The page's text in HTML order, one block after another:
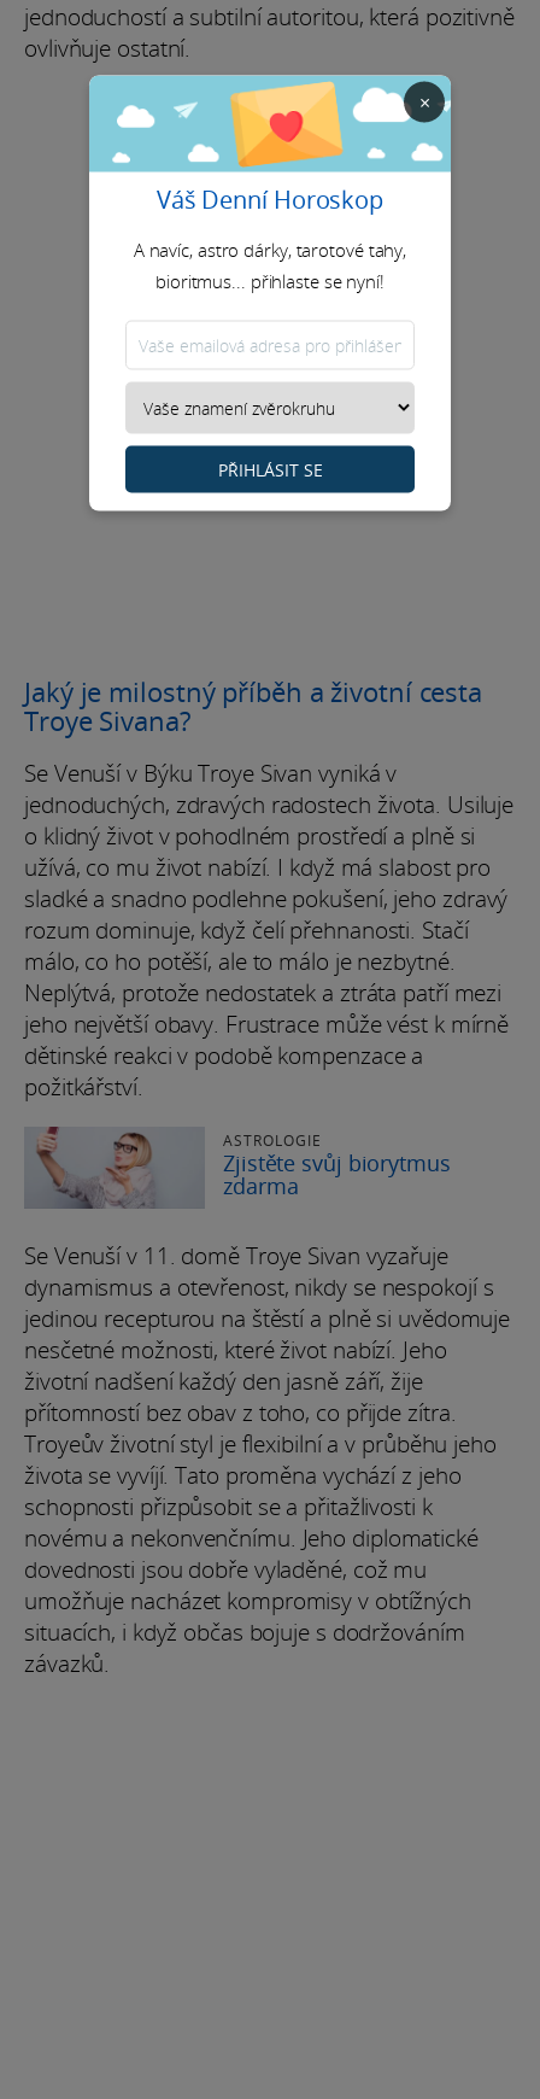
jednoduchostí a subtilní autoritou, která pozitivně
ovlivňuje ostatní.
Jaký je milostný příběh a životní cesta
Troye Sivana?
Se Venuší v Býku Troye Sivan vyniká v
jednoduchých, zdravých radostech života. Usiluje
o klidný život v pohodlném prostředí a plně si
užívá, co mu život nabízí. I když má slabost pro
sladké a snadno podlehne pokušení, jeho zdravý
rozum dominuje, když čelí přehnanosti. Stačí
málo, co ho potěší, ale to málo je nezbytné.
Neplýtvá, protože nedostatek a ztráta patří mezi
jeho největší obavy. Frustrace může vést k mírně
dětinské reakci v podobě kompenzace a
požitkářství.
ASTROLOGIE
Zjistěte svůj biorytmus
zdarma
Se Venuší v 11. domě Troye Sivan vyzařuje
dynamismus a otevřenost, nikdy se nespokojí s
jedinou recepturou na štěstí a plně si uvědomuje
nesčetné možnosti, které život nabízí. Jeho
životní nadšení každý den jasně září, žije
přítomností bez obav z toho, co přijde zítra.
Troyeův životní styl je flexibilní a v průběhu jeho
života se vyvíjí. Tato proměna vychází z jeho
schopnosti přizpůsobit se a přitažlivosti k
novému a nekonvenčnímu. Jeho diplomatické
dovednosti jsou dobře vyladěné, což mu
umožňuje nacházet kompromisy v obtížných
situacích, i když občas bojuje s dodržováním
závazků.
×
Váš Denní Horoskop
A navíc, astro dárky, tarotové tahy,
bioritmus... přihlaste se nyní!
PŘIHLÁSIT SE